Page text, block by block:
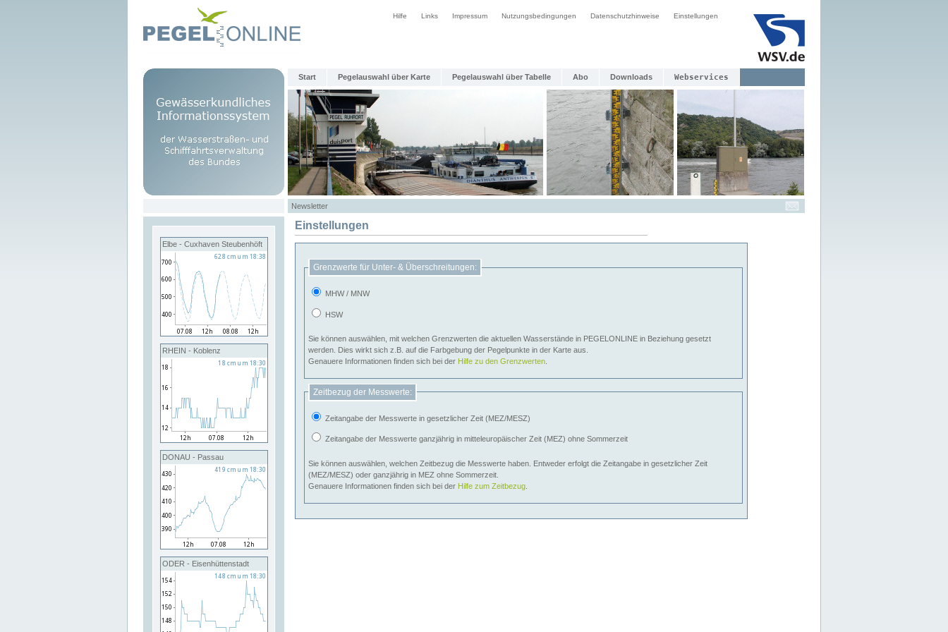
Hilfe Links Impressum Nutzungsbedingungen Datenschutzhinweise Einstellungen
Start Pegelauswahl über Karte Pegelauswahl über Tabelle Abo Downloads Webservices
Newsletter
Elbe - Cuxhaven Steubenhöft
RHEIN - Koblenz
DONAU - Passau
ODER - Eisenhüttenstadt
Einstellungen
Grenzwerte für Unter- & Überschreitungen:
MHW / MNW
HSW
Sie können auswählen, mit welchen Grenzwerten die aktuellen Wasserstände in PEGELONLINE in Beziehung gesetzt
werden. Dies wirkt sich z.B. auf die Farbgebung der Pegelpunkte in der Karte aus.
Genauere Informationen finden sich bei der Hilfe zu den Grenzwerten
Zeitbezug der Messwerte:
Zeitangabe der Messwerte in gesetzlicher Zeit (MEZ/MESZ)
Zeitangabe der Messwerte ganzjährig in mitteleuropäischer Zeit (MEZ) ohne Sommerzeit
Sie können auswählen, welchen Zeitbezug die Messwerte haben. Entweder erfolgt die Zeitangabe in gesetzlicher Zeit
(MEZ/MESZ) oder ganzjährig in MEZ ohne Sommerzeit.
Genauere Informationen finden sich bei der Hilfe zum Zeitbezug